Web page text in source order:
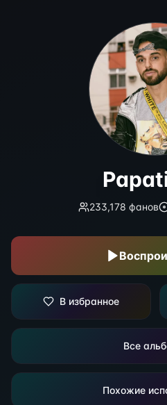
233,178 фанов
В избранное
Все
Похожие